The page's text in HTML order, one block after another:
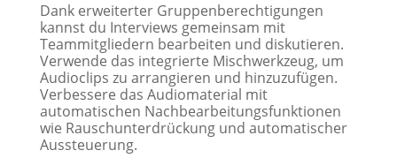
Dank erweiterter Gruppenberechtigungen
kannst du Interviews gemeinsam mit
Teammitgliedern bearbeiten und diskutieren.
Verwende das integrierte Mischwerkzeug, um
Audioclips zu arrangieren und hinzuzufügen.
Verbessere das Audiomaterial mit
automatischen Nachbearbeitungsfunktionen
wie Rauschunterdrückung und automatischer
Aussteuerung.